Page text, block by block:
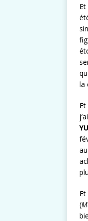
la
(